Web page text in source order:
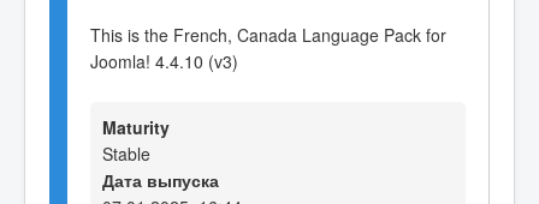
This is the French, Canada Language Pack for
Joomla! 4.4.10 (v3)
Maturity
Stable
Дата выпуска